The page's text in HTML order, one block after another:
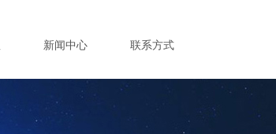
新闻中心 联系方式